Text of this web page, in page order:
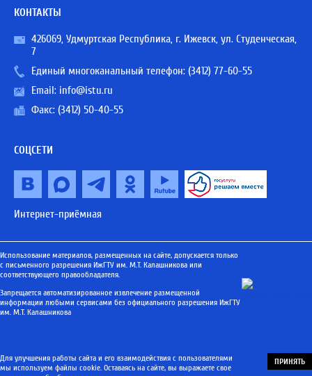
КОНТАКТЫ
426069, Удмуртская Республика, г. Ижевск, ул. Студенческая,
7
Единый многоканальный телефон: (3412) 77-60-55
Email: info@istu.ru
Факс: (3412) 50-40-55
СОЦСЕТИ
Интернет-приёмная
Использование материалов, размещенных на сайте, допускается только
с письменного разрешения ИжГТУ им. М.Т. Калашникова или
соответствующего правообладателя.
Запрещается автоматизированное извлечение размещенной
информации любыми сервисами без официального разрешения ИжГТУ
им. М.Т. Калашникова
Для улучшения работы сайта и его взаимодействия с пользователями
мы используем файлы cookie. Оставаясь на сайте, вы выражаете свое
ПРИНЯТЬ